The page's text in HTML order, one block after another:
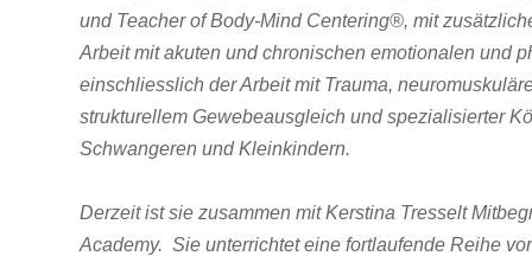
und Teacher of Body-Mind Centering®, mit
Arbeit mit akuten und chronischen emotionalen und
einschliesslich der Arbeit mit Trauma,
strukturellem Gewebeausgleich und spezialisierter
Schwangeren und Kleinkindern.
Derzeit ist sie zusammen mit Kerstina Tresselt
Academy. Sie unterrichtet eine fortlaufende Reihe